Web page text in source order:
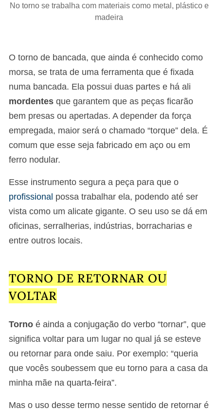
No torno se trabalha com materiais como metal, plástico e
madeira
O torno de bancada, que ainda é conhecido como
morsa, se trata de uma ferramenta que é fixada
numa bancada. Ela possui duas partes e há ali
mordentes que garantem que as peças ficarão
bem presas ou apertadas. A depender da força
empregada, maior será o chamado “torque” dela. É
comum que esse seja fabricado em aço ou em
ferro nodular.
Esse instrumento segura a peça para que o
profissional possa trabalhar ela, podendo até ser
vista como um alicate gigante. O seu uso se dá em
oficinas, serralherias, indústrias, borracharias e
entre outros locais.
TORNO DE RETORNAR OU
VOLTAR
Torno é ainda a conjugação do verbo “tornar”, que
significa voltar para um lugar no qual já se esteve
ou retornar para onde saiu. Por exemplo: “queria
que vocês soubessem que eu torno para a casa da
minha mãe na quarta-feira”.
Mas o uso desse termo nesse sentido de retornar é